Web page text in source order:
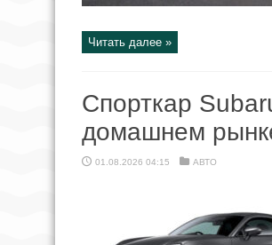
Читать далее »
Спорткар
домашнем
01.08.2026 04:15 АВТО